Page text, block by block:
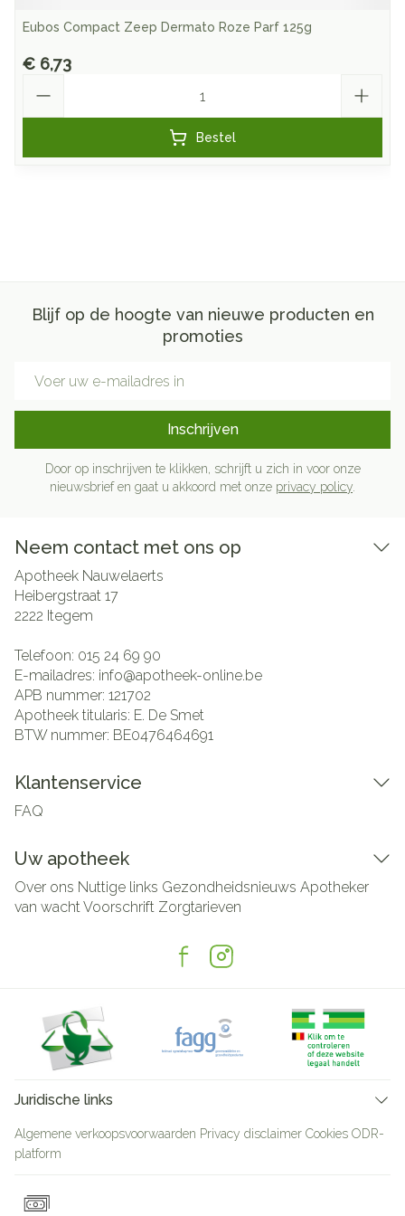
Eubos Compact Zeep Dermato Roze Parf 125g
€ 6,73
Bestel
Blijf op de hoogte van nieuwe producten en
promoties
Inschrijven
Door op inschrijven te klikken, schrijft u zich in voor onze
nieuwsbrief en gaat u akkoord met onze privacy policy
Neem contact met ons op
Apotheek Nauwelaerts
Heibergstraat 17
2222 Itegem
Telefoon: 015 24 69 90
E-mailadres: info@apotheek-online.be
APB nummer: 121702
Apotheek titularis: E. De Smet
BTW nummer: BE0476464691
Klantenservice
FAQ
Uw apotheek
Over ons Nuttige links Gezondheidsnieuws Apotheker
van wachtVoorschrift Zorgtarieven
Juridische links
Algemene verkoopsvoorwaarden Privacy disclaimer Cookies ODR-
platform